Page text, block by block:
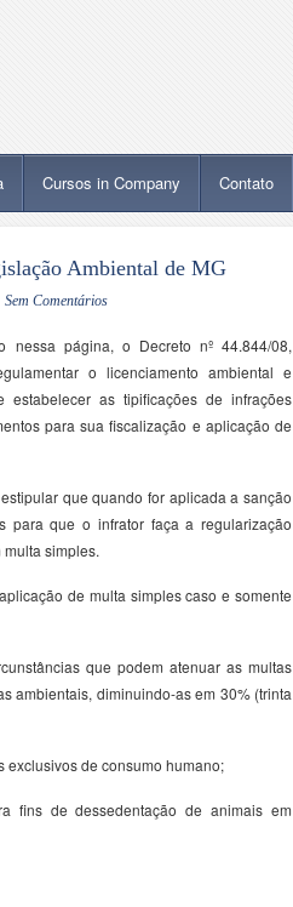
Cursos in Company Contato
Ambiental de MG
Sem Comentários
nessa página, o Decreto nº 44.844/08,
o licenciamento ambiental e
estabelecer as tipificações de infrações
para sua fiscalização e aplicação de
que quando for aplicada a sanção
para que o infrator faça a regularização
simples.
de multa simples caso e somente
que podem atenuar as multas
ambientais, diminuindo-as em 30% (trinta
exclusivos de consumo humano;
fins de dessedentação de animais em